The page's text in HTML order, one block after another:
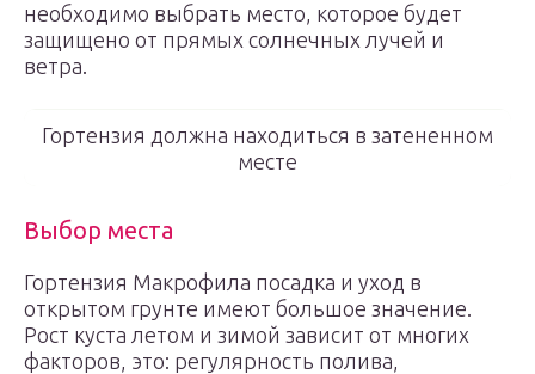
необходимо выбрать место, которое будет
защищено от прямых солнечных лучей и
ветра.
Гортензия должна находиться в затененном
месте
Выбор места
Гортензия Макрофила посадка и уход в
открытом грунте имеют большое значение.
Рост куста летом и зимой зависит от многих
факторов, это: регулярность полива,